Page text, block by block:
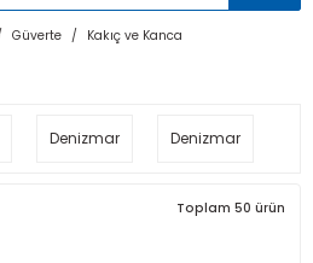
Güverte Kakıç ve Kanca
Denizmar Denizmar
Toplam 50 ürün